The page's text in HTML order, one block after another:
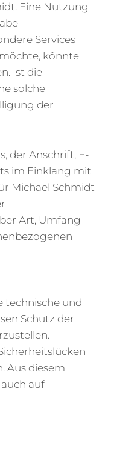
Eine Nutzung
Services
könnte
Ist die
solche
der
der Anschrift, E-
im Einklang mit
Michael Schmidt
Art, Umfang
technische und
Schutz der
Aus diesem
auf